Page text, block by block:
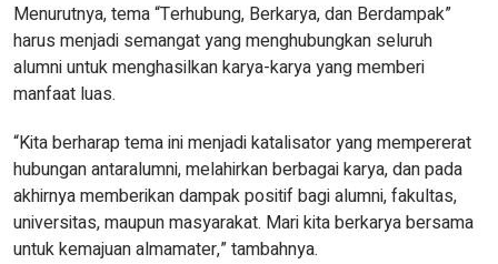
Menurutnya, tema “Terhubung, Berkarya, dan Berdampak”
harus menjadi semangat yang menghubungkan seluruh
alumni untuk menghasilkan karya-karya yang memberi
manfaat luas.
“Kita berharap tema ini menjadi katalisator yang mempererat
hubungan antaralumni, melahirkan berbagai karya, dan pada
akhirnya memberikan dampak positif bagi alumni, fakultas,
universitas, maupun masyarakat. Mari kita berkarya bersama
untuk kemajuan almamater,” tambahnya.